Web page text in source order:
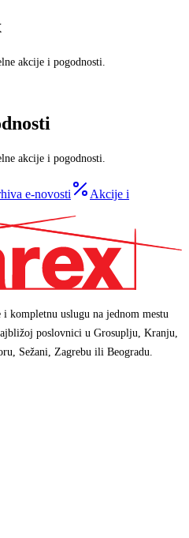
akcije i pogodnosti.
akcije i pogodnosti.
e-novosti
Akcije i
kompletnu uslugu na jednom mestu
poslovnici u Grosuplju, Kranju,
Sežani, Zagrebu ili Beogradu.